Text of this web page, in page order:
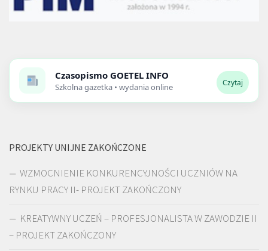
Czasopismo GOETEL INFO
Szkolna gazetka • wydania online Czytaj
PROJEKTY UNIJNE ZAKOŃCZONE
WZMOCNIENIE KONKURENCYJNOŚCI UCZNIÓW NA
RYNKU PRACY II- PROJEKT ZAKOŃCZONY
KREATYWNY UCZEŃ – PROFESJONALISTA W ZAWODZIE II
– PROJEKT ZAKOŃCZONY